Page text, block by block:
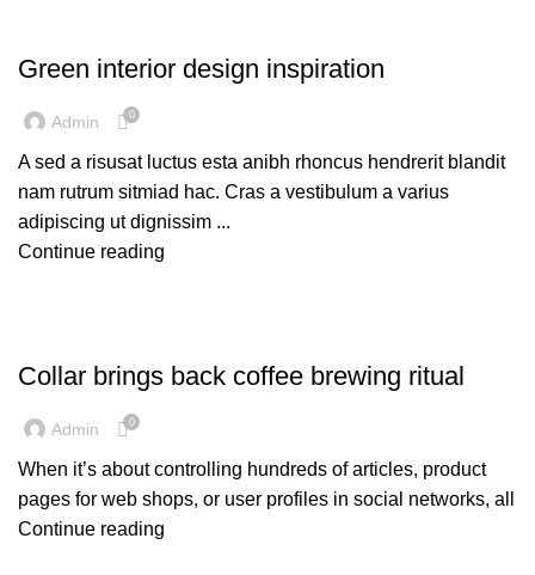
Green interior design inspiration
Admin 0
A sed a risusat luctus esta anibh rhoncus hendrerit blandit
nam rutrum sitmiad hac. Cras a vestibulum a varius
adipiscing ut dignissim ...
Continue reading
Collar brings back coffee brewing ritual
Admin 0
When it’s about controlling hundreds of articles, product
pages for web shops, or user profiles in social networks, all
Continue reading